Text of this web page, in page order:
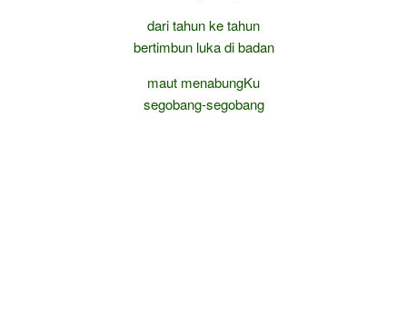
dari tahun ke tahun
bertimbun luka di badan
maut menabungKu
segobang-segobang